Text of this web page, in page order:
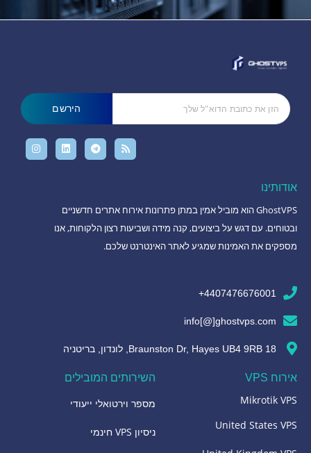
הירשם
אודותינו
GhostVPS הוא מוביל אמין במתן פתרונות אירוח אתרים חדשניים
ובטוחים. עם דגש על ביצועים, קנה מידה ושביעות רצון הלקוחות, אנו
מספקים את האמינות שמגיע לאתר האינטרנט שלכם.
4407476676001+
info[@]ghostvps.com
18 Braunston Dr, Hayes UB4 9RB, לונדון, בריטניה
אירוח VPS
Mikrotik VPS
United States VPS
השירותים המובילים
מספר וירטואלי ייעודי
ניסיון VPS חינמי